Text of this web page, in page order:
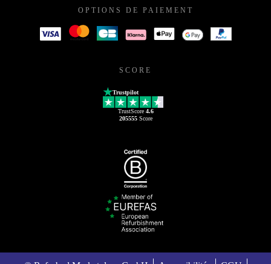
OPTIONS DE PAIEMENT
SCORE
Trustpilot
TrustScore 4.6
205555Score